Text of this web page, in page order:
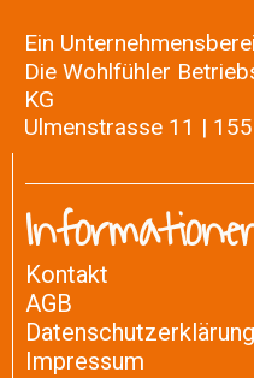
Ein
Die Wohlfühler
KG
Ulmenstrasse 11 |
Kontakt
AGB
Datenschutzerklärung
Impressum